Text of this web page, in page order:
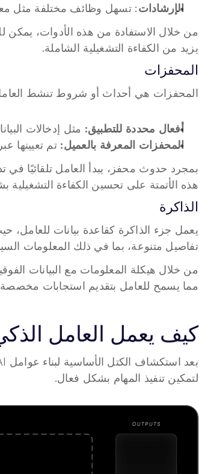
الإرشادات: تسهل وظائف مختلفة مثل
يزيد من الكفاءة التشغيلية الشاملة.
المحفزات
المحفزات هي أحداث أو شروط تنشط
أفعال محددة للتطبيق: مثل إدخالات
المحفزات المعرفة بالعميل: تم تعيينها عبر SDKs أو APIs بناءً على احتياجات محددة.
هذه الأتمتة على تحسين الكفاءة التشغيلية
الذاكرة
تفاصيل متنوعة، بما في ذلك المعلومات
مما يسمح للعامل بتقديم استجابات مخصصة.
كيف يعمل العامل
لتمكين تنفيذ المهام بشكل فعال.